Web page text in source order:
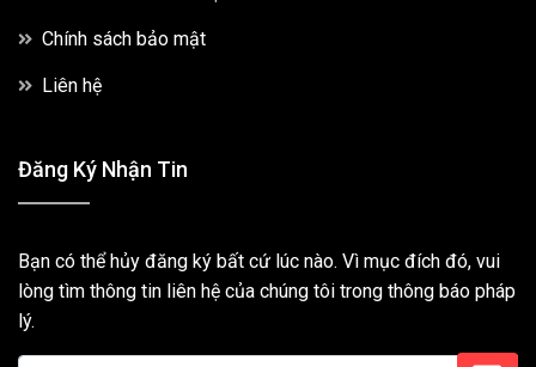
Chính sách bảo mật
Liên hệ
Đăng Ký Nhận Tin
Bạn có thể hủy đăng ký bất cứ lúc nào. Vì mục đích đó, vui
lòng tìm thông tin liên hệ của chúng tôi trong thông báo pháp
lý.